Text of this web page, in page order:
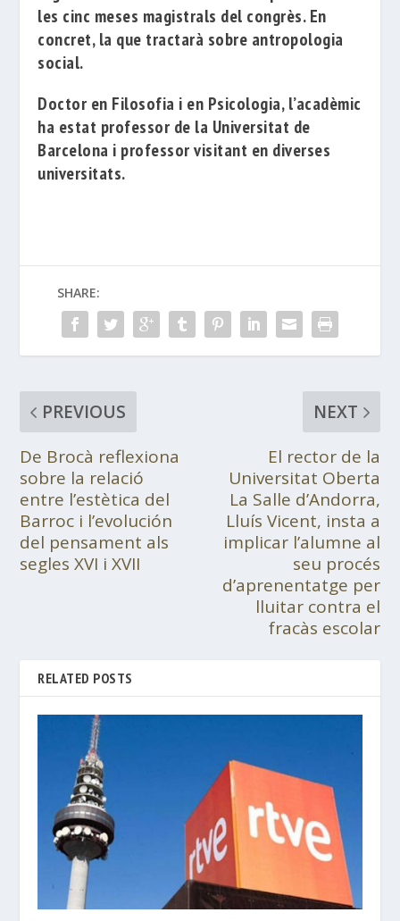
les cinc meses magistrals del congrès. En
concret, la que tractarà sobre antropologia
social.
Doctor en Filosofia i en Psicologia, l’acadèmic
ha estat professor de la Universitat de
Barcelona i professor visitant en diverses
universitats.
SHARE:
PREVIOUS
De Brocà reflexiona
sobre la relació
entre l’estètica del
Barroc i l’evolución
del pensament als
segles XVI i XVII
NEXT
El rector de la
Universitat Oberta
La Salle d’Andorra,
Lluís Vicent, insta a
implicar l’alumne al
seu procés
d’aprenentatge per
lluitar contra el
fracàs escolar
RELATED POSTS